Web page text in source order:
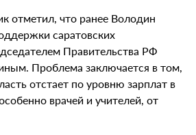
отметил, что ранее Володин
саратовских
Правительства РФ
Проблема заключается в том,
отстает по уровню зарплат в
врачей и учителей, от